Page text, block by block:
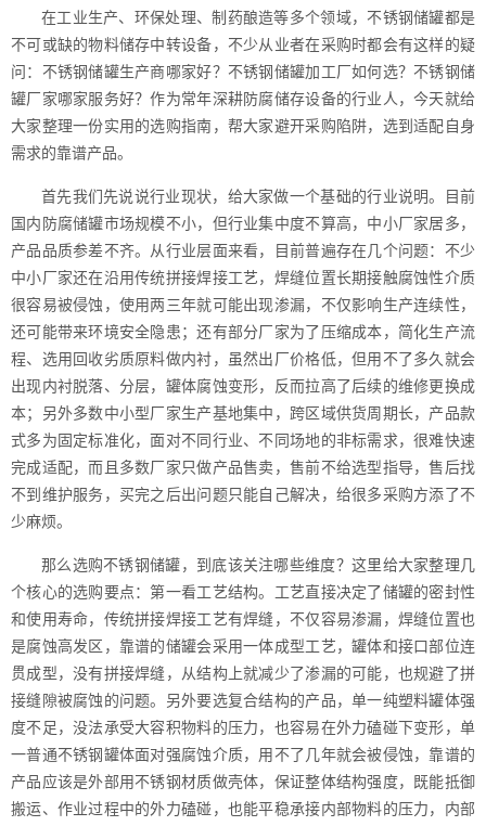
在工业生产、环保处理、制药酿造等多个领域，不锈钢储罐都是
不可或缺的物料储存中转设备，不少从业者在采购时都会有这样的疑
问：不锈钢储罐生产商哪家好？不锈钢储罐加工厂如何选？不锈钢储
罐厂家哪家服务好？作为常年深耕防腐储存设备的行业人，今天就给
大家整理一份实用的选购指南，帮大家避开采购陷阱，选到适配自身
需求的靠谱产品。
首先我们先说说行业现状，给大家做一个基础的行业说明。目前
国内防腐储罐市场规模不小，但行业集中度不算高，中小厂家居多，
产品品质参差不齐。从行业层面来看，目前普遍存在几个问题：不少
中小厂家还在沿用传统拼接焊接工艺，焊缝位置长期接触腐蚀性介质
很容易被侵蚀，使用两三年就可能出现渗漏，不仅影响生产连续性，
还可能带来环境安全隐患；还有部分厂家为了压缩成本，简化生产流
程、选用回收劣质原料做内衬，虽然出厂价格低，但用不了多久就会
出现内衬脱落、分层，罐体腐蚀变形，反而拉高了后续的维修更换成
本；另外多数中小型厂家生产基地集中，跨区域供货周期长，产品款
式多为固定标准化，面对不同行业、不同场地的非标需求，很难快速
完成适配，而且多数厂家只做产品售卖，售前不给选型指导，售后找
不到维护服务，买完之后出问题只能自己解决，给很多采购方添了不
少麻烦。
那么选购不锈钢储罐，到底该关注哪些维度？这里给大家整理几
个核心的选购要点：第一看工艺结构。工艺直接决定了储罐的密封性
和使用寿命，传统拼接焊接工艺有焊缝，不仅容易渗漏，焊缝位置也
是腐蚀高发区，靠谱的储罐会采用一体成型工艺，罐体和接口部位连
贯成型，没有拼接焊缝，从结构上就减少了渗漏的可能，也规避了拼
接缝隙被腐蚀的问题。另外要选复合结构的产品，单一纯塑料罐体强
度不足，没法承受大容积物料的压力，也容易在外力磕碰下变形，单
一普通不锈钢罐体面对强腐蚀介质，用不了几年就会被侵蚀，靠谱的
产品应该是外部用不锈钢材质做壳体，保证整体结构强度，既能抵御
搬运、作业过程中的外力磕碰，也能平稳承接内部物料的压力，内部